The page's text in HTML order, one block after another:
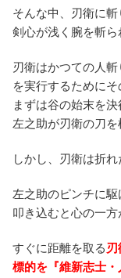
そんな中、刃衛に
剣心が浅く腕を斬ら
刃衛はかつての人
を実行するために
まずは谷の始末を
左之助が刃衛の刀を
しかし、刃衛は折
左之助のピンチに
叩き込むと心の一方
すぐに距離を取る刃
標的を『維新志士